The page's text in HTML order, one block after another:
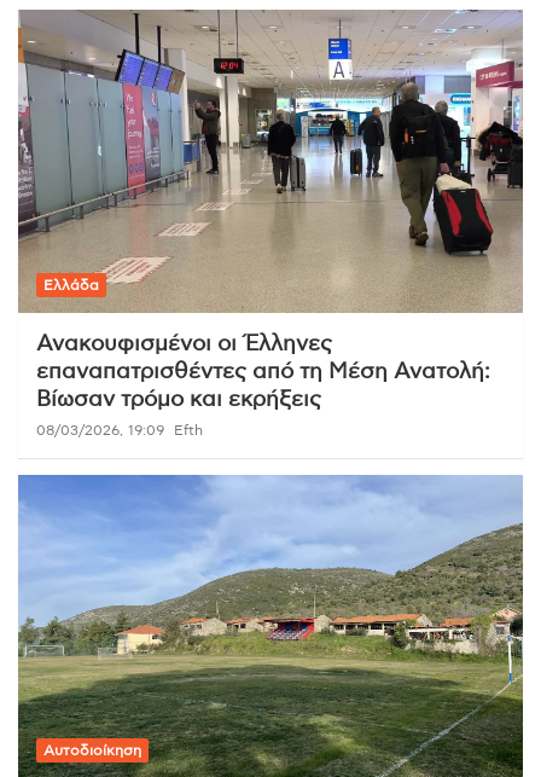
Ελλάδα
Ανακουφισμένοι οι Έλληνες
επαναπατρισθέντες από τη Μέση Ανατολή:
Βίωσαν τρόμο και εκρήξεις
08/03/2026, 19:09 Efth
Αυτοδιοίκηση